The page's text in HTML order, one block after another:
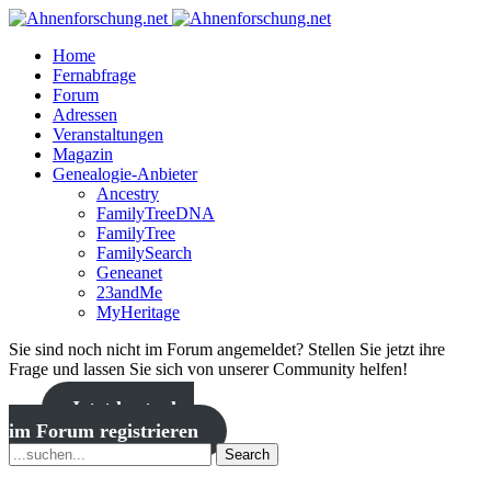
Home
Fernabfrage
Forum
Adressen
Veranstaltungen
Magazin
Genealogie-Anbieter
Ancestry
FamilyTreeDNA
FamilyTree
FamilySearch
Geneanet
23andMe
MyHeritage
Sie sind noch nicht im Forum angemeldet? Stellen Sie jetzt ihre
Frage und lassen Sie sich von unserer Community helfen!
Jetzt kostenlos
im Forum registrieren
Search